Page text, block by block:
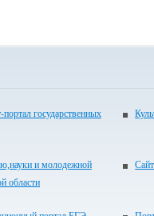
государственных
и молодежной
области